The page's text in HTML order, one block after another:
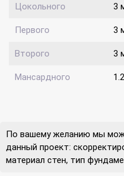
Цокольного 3
Первого 3
Второго 3
Мансардного
По вашему желанию мы
данный проект:
материал стен, тип